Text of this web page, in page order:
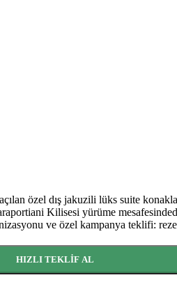
özel dış jakuzili lüks suite
Kilisesi yürüme
ve özel kampanya teklifi:
HIZLI TEKLIF AL